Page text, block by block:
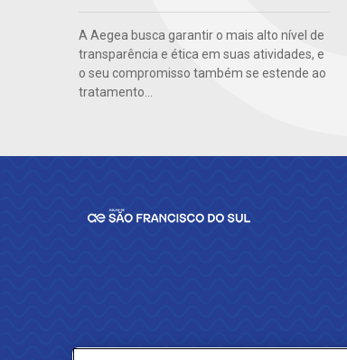
A Aegea busca garantir o mais alto nível de
transparência e ética em suas atividades, e
o seu compromisso também se estende ao
tratamento...